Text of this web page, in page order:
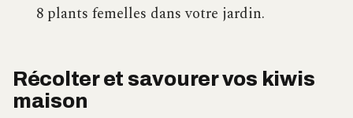
8 plants femelles dans votre jardin.
Récolter et savourer vos kiwis
maison